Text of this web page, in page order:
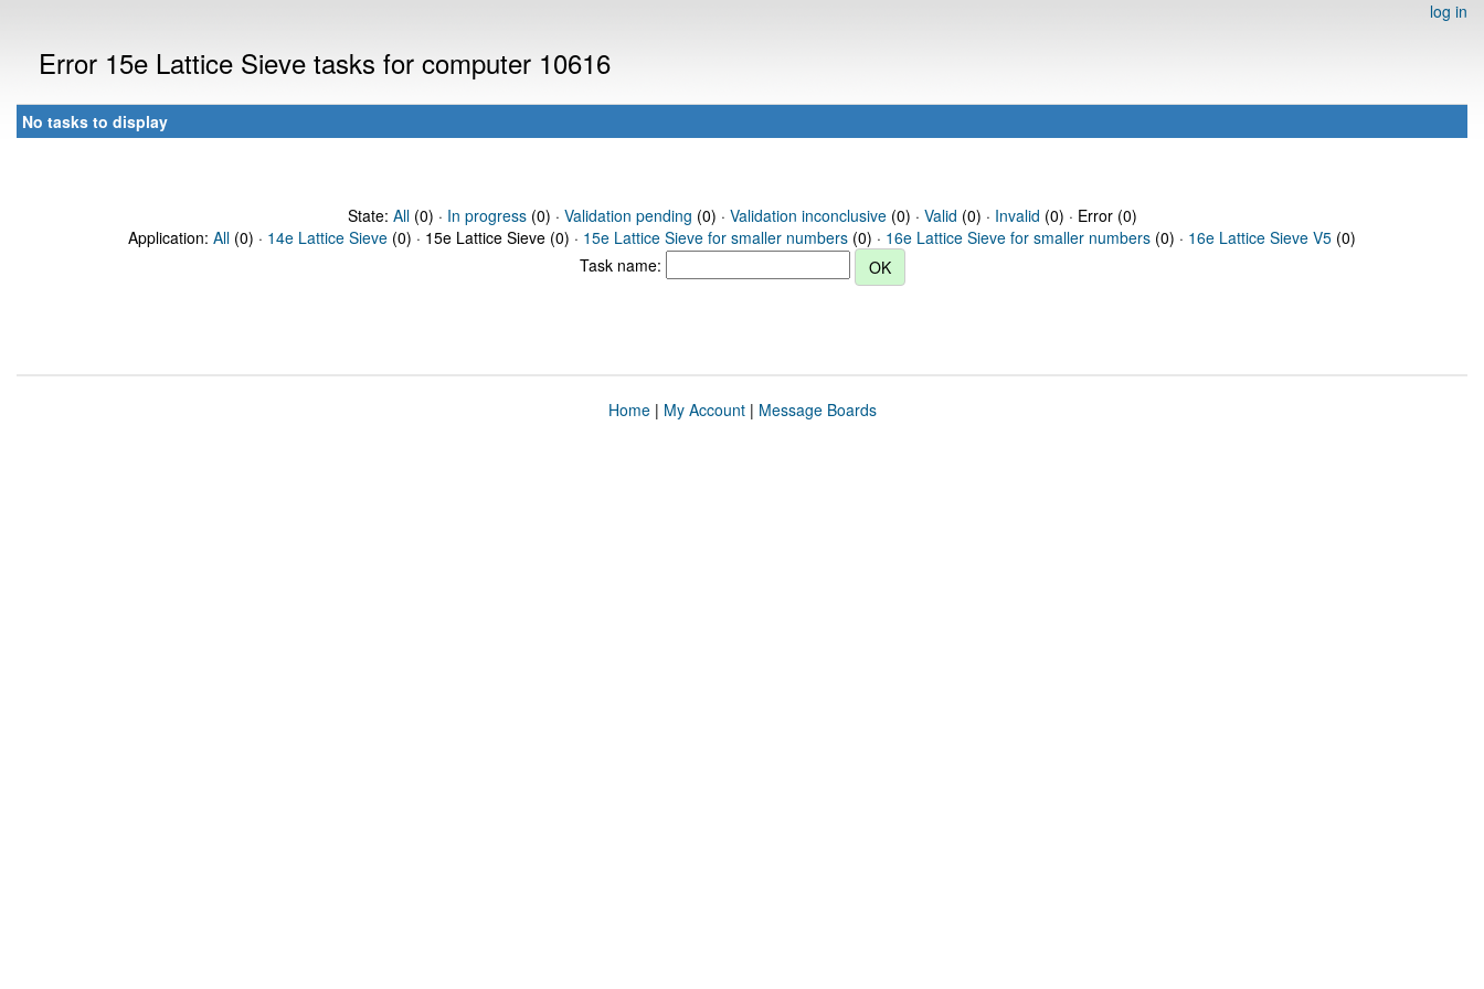
log in
Error 15e Lattice Sieve tasks for computer 10616
No tasks to display
State: All(0) · In progress(0) · Validation pending (0) · Validation inconclusive(0) · Valid (0) · Invalid (0) · Error (0)
Application: All (0) · 14e Lattice Sieve (0) · 15e Lattice Sieve (0) · 15e Lattice Sieve for smaller numbers (0) · 16e Lattice Sieve for smaller numbers (0) · 16e Lattice Sieve V5 (0)
Task name:
Home| My Account| Message Boards